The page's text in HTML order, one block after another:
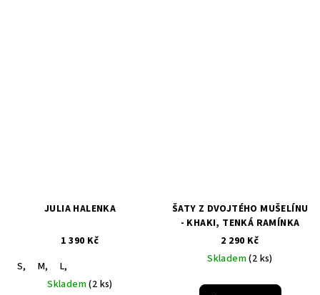
JULIA HALENKA
1 390 Kč
S,
M,
L,
Skladem(2 ks)
ŠATY Z DVOJTÉHO MUŠELÍNU
- KHAKI, TENKÁ RAMÍNKA
2 290 Kč
Skladem(2 ks)